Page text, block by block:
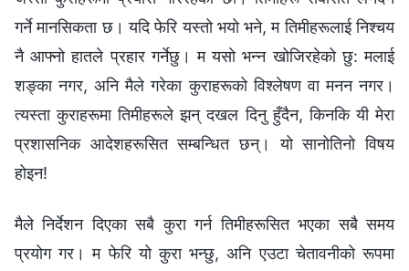
गर्ने मानसिकता छ। यदि फेरि यस्तो भयो भने, म तिमीहरूलाई निश्चय
नै आफ्नो हातले प्रहार गर्नेछु। म यसो भन्‍न खोजिरहेको छु: मलाई
शङ्का नगर, अनि मैले गरेका कुराहरूको विश्लेषण वा मनन नगर।
त्यस्ता कुराहरूमा तिमीहरूले झन् दखल दिनु हुँदैन, किनकि यी मेरा
प्रशासनिक आदेशहरूसित सम्बन्धित छन्। यो सानोतिनो विषय
होइन!
मैले निर्देशन दिएका सबै कुरा गर्न तिमीहरूसित भएका सबै समय
प्रयोग गर। म फेरि यो कुरा भन्छु, अनि एउटा चेतावनीको रूपमा